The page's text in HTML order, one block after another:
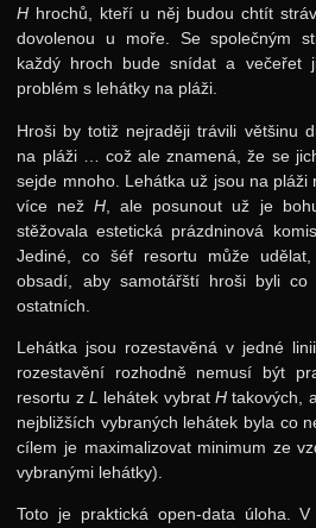
H hrochů, kteří u něj budou chtít
dovolenou u moře. Se společným
každý hroch bude snídat a večeřet
problém s lehátky na pláži.
Hroši by totiž nejraději trávili většinu
na pláži … což ale znamená, že se
sejde mnoho. Lehátka už jsou na pláži
více nežH , ale posunout už je
stěžovala estetická prázdninová
Jediné, co šéf resortu může
obsadí, aby samotářští hroši byli co
ostatních.
Lehátka jsou rozestavěná v jedné
rozestavění rozhodně nemusí být
resortu zL lehátek vybratH takových,
nejbližších vybraných lehátek byla co
cílem je maximalizovat minimum ze
vybranými lehátky).
Toto je praktická open-data úloha.
Geometrie
Výsledky KSP-X
33. ročník: 20/21
32. ročník: 19/20
31. ročník: 18/19
30. ročník: 17/18
29. ročník: 16/17
28. ročník: 15/16
27. ročník: 14/15
26. ročník: 13/14
25. ročník: 12/13
24. ročník: 11/12